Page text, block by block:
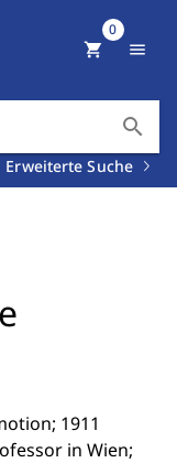
search
Erweiterte Suche
shopping_cart
0
menu
1911
in Wien;